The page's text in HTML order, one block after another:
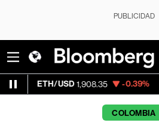
PUBLICIDAD
1,908.35 -0.39% Visa 368.54
COLOMBIA